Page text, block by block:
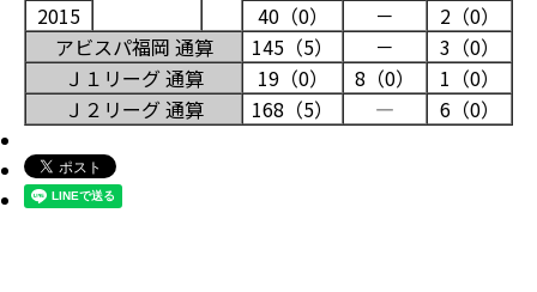
2015
40（0） －
2（0）
アビスパ福岡 通算
145（5） －
3（0）
Ｊ１リーグ 通算
19（0） 8（0）
1（0）
Ｊ２リーグ 通算
168（5） ― 6（0）